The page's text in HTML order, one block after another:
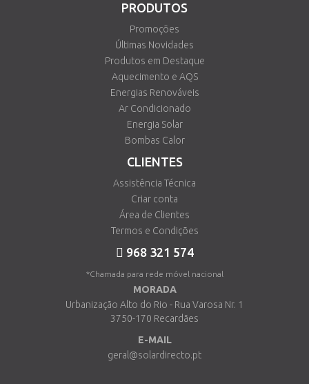
PRODUTOS
Promoções
Últimas Novidades
Produtos em Destaque
Aquecimento e AQS
Energias Renováveis
Ar Condicionado
Energia Solar
Bombas Calor
CLIENTES
Assistência Técnica
Criar conta
Área de Clientes
Termos e Condições
968 321 574
*Chamada para rede móvel nacional
MORADA
Urbanização Alto do Rio - Rua Varosa Nr. 1
3750-170 Recardães
E-MAIL
geral@solardirecto.pt